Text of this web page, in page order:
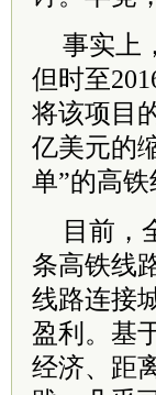
事实上
但时至
将该项目
亿美元的
单”的高
目前
条高铁线
线路连接
盈利。基
经济、距